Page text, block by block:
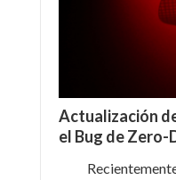
Actualización
el Bug de Zero-